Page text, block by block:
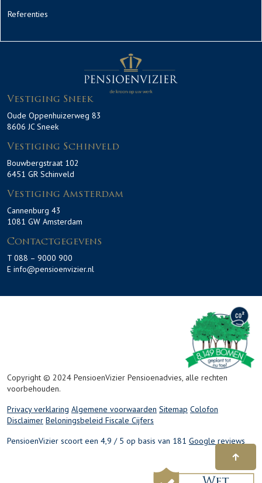
Referenties
Vestiging Sneek
Oude Oppenhuizerweg 83
8606 JC Sneek
Vestiging Schinveld
Bouwbergstraat 102
6451 GR Schinveld
Vestiging Amsterdam
Cannenburg 43
1081 GW Amsterdam
Contactgegevens
T 088 – 9000 900
E info@pensioenvizier.nl
Copyright © 2024 PensioenVizier Pensioenadvies, alle rechten
voorbehouden.
Privacy verklaring Algemene voorwaarden Sitemap Colofon
Disclaimer Beloningsbeleid Fiscale Cijfers
PensioenVizier scoort een 4,9 / 5 op basis van 181 Google reviews